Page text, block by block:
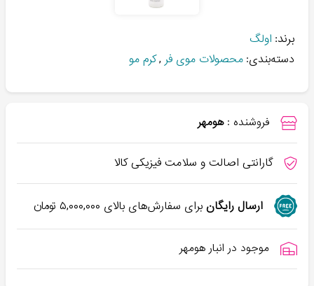
برند: اولگ
دسته‌بندی: محصولات موی فر ,کرم مو
فروشنده : هومهر
گارانتی اصالت و سلامت فیزیکی کالا
ارسال رایگانبرای سفارش‌های بالای ۵,۰۰۰,۰۰۰تومان
موجود در انبار هومهر